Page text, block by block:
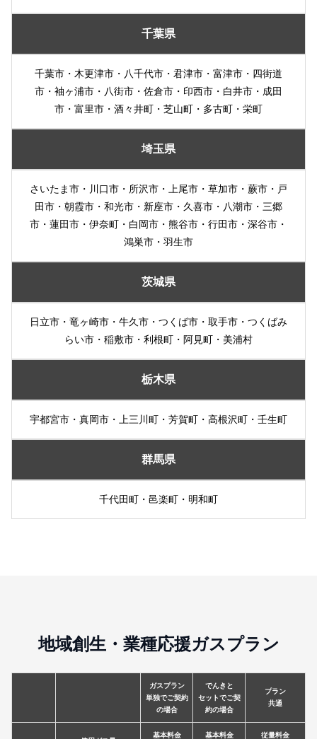
千葉県
千葉市・木更津市・八千代市・君津市・富津市・四街道
市・袖ヶ浦市・八街市・佐倉市・印西市・白井市・成田
市・富里市・酒々井町・芝山町・多古町・栄町
埼玉県
さいたま市・川口市・所沢市・上尾市・草加市・蕨市・戸
田市・朝霞市・和光市・新座市・久喜市・八潮市・三郷
市・蓮田市・伊奈町・白岡市・熊谷市・行田市・深谷市・
鴻巣市・羽生市
茨城県
日立市・竜ヶ崎市・牛久市・つくば市・取手市・つくばみ
らい市・稲敷市・利根町・阿見町・美浦村
栃木県
宇都宮市・真岡市・上三川町・芳賀町・高根沢町・壬生町
群馬県
千代田町・邑楽町・明和町
地域創生・業種応援ガスプラン
ガスプラン
単独でご契約
の場合
でんきと
セットでご契
約の場合
プラン
共通
基本料金
基本料金
従量料金